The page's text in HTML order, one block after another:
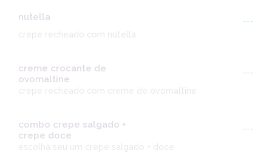
nutella
---
crepe recheado com nutella
creme crocante de
ovomaltine
---
crepe recheado com creme de ovomaltine
combo crepe salgado +
crepe doce
---
escolha seu um crepe salgado + doce